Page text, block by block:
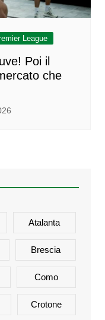
League
Poi il
che
Atalanta
Brescia
Como
Crotone